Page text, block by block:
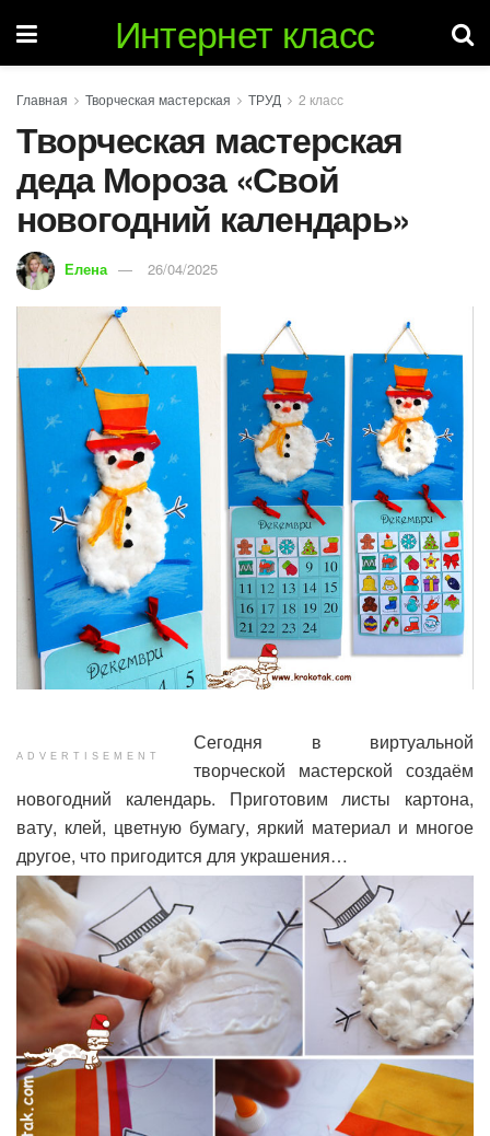
Интернет класс
Главная Творческая мастерская ТРУД 2 класс
Творческая мастерская
деда Мороза «Свой
новогодний календарь»
Елена 26/04/2025
ADVERTISEMENT
Сегодня в виртуальной
творческой мастерской создаём
новогодний календарь. Приготовим листы картона,
вату, клей, цветную бумагу, яркий материал и многое
другое, что пригодится для украшения…